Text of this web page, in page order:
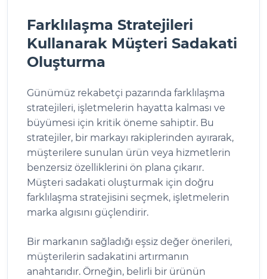
Farklılaşma Stratejileri
Kullanarak Müşteri Sadakati
Oluşturma
Günümüz rekabetçi pazarında farklılaşma
stratejileri, işletmelerin hayatta kalması ve
büyümesi için kritik öneme sahiptir. Bu
stratejiler, bir markayı rakiplerinden ayırarak,
müşterilere sunulan ürün veya hizmetlerin
benzersiz özelliklerini ön plana çıkarır.
Müşteri sadakati oluşturmak için doğru
farklılaşma stratejisini seçmek, işletmelerin
marka algısını güçlendirir.
Bir markanın sağladığı eşsiz değer önerileri,
müşterilerin sadakatini artırmanın
anahtarıdır. Örneğin, belirli bir ürünün